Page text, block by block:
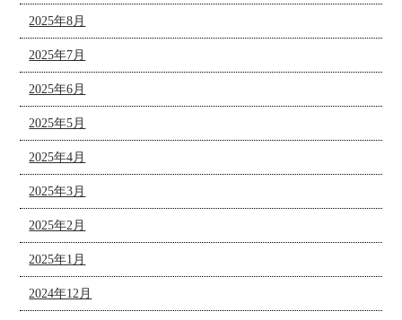
2025年8月
2025年7月
2025年6月
2025年5月
2025年4月
2025年3月
2025年2月
2025年1月
2024年12月